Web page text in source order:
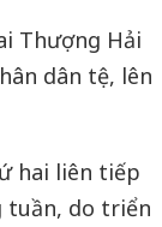
Thượng Hải
dân tệ, lên
hai liên tiếp
tuần, do triển